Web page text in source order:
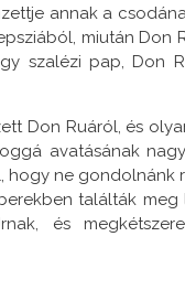
annak a
miután Don
szalézi pap, Don
Don Ruáról, és
avatásának
ne gondolnánk
találták meg
és